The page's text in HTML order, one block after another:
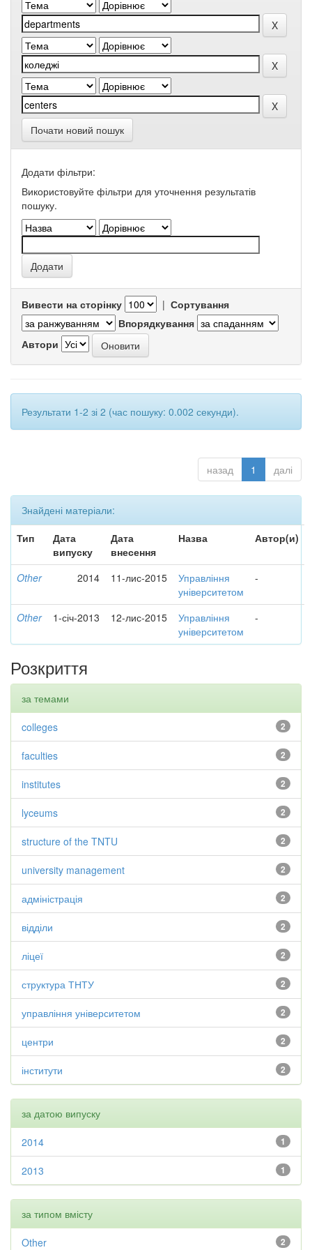
Почати новий пошук
Додати фільтри:
Використовуйте фільтри для уточнення результатів
пошуку.
Вивести на сторінку | Сортування
Впорядкування
Автори
Результати 1-2 зі 2 (час пошуку: 0.002 секунди).
назад 1 далі
Знайдені матеріали:
Тип
Дата
випуску
Дата
внесення
Назва Автор(и)
Other 2014 11-лис-2015
Управління
університетом
-
Other 1-січ-2013 12-лис-2015
Управління
університетом
-
Розкриття
за темами
2
colleges
2
faculties
2
institutes
2
lyceums
2
structure of the TNTU
2
university management
2
адміністрація
2
відділи
2
ліцеї
2
структура ТНТУ
2
управління університетом
2
центри
2
інститути
за датою випуску
1
2014
1
2013
за типом вмісту
2
Other